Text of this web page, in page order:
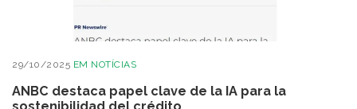
29/10/2025 EM NOTÍCIAS
ANBC destaca papel clave de la IA para la
sostenibilidad del crédito